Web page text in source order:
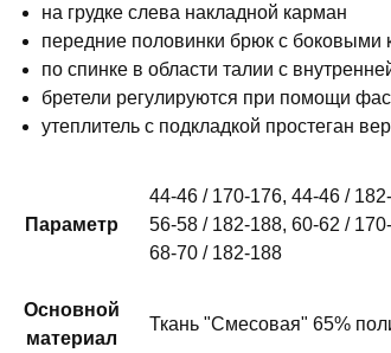
на грудке слева накладной карман
передние половинки брюк с
по спинке в области талии с
бретели регулируются при помощи
утеплитель с подкладкой простеган
Параметр
44-46 / 170-176, 44-46 /
56-58 / 182-188, 60-62 /
68-70 / 182-188
Основной
материал
Ткань "Смесовая" 65%